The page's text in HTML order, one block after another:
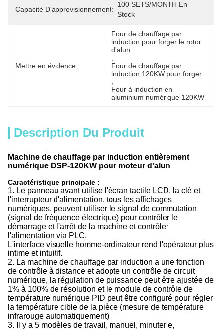
Capacité D'approvisionnement:
100 SETS/MONTH En
Stock
Mettre en évidence:
Four de chauffage par
induction pour forger le rotor
d'alun
Four de chauffage par
induction 120KW pour forger
Four à induction en
aluminium numérique 120KW
Description Du Produit
Machine de chauffage par induction entièrement
numérique DSP-120KW pour moteur d'alun
Caractéristique principale :
1. Le panneau avant utilise l'écran tactile LCD, la clé et
l'interrupteur d'alimentation, tous les affichages
numériques, peuvent utiliser le signal de commutation
(signal de fréquence électrique) pour contrôler le
démarrage et l'arrêt de la machine et contrôler
l'alimentation via PLC.
L'interface visuelle homme-ordinateur rend l'opérateur plus
intime et intuitif.
2. La machine de chauffage par induction a une fonction
de contrôle à distance et adopte un contrôle de circuit
numérique, la régulation de puissance peut être ajustée de
1% à 100% de résolution et le module de contrôle de
température numérique PID peut être configuré pour régler
la température cible de la pièce (mesure de température
infrarouge automatiquement)
3. Il y a 5 modèles de travail, manuel, minuterie,